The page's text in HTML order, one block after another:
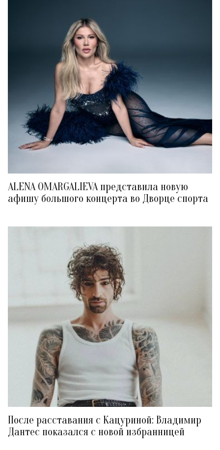
ALENA OMARGALIEVA представила новую
афишу большого концерта во Дворце спорта
После расставания с Кацуриной: Владимир
Дантес показался с новой избранницей